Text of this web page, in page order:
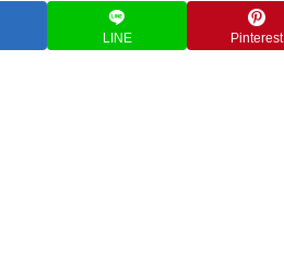
LINE Pinterest